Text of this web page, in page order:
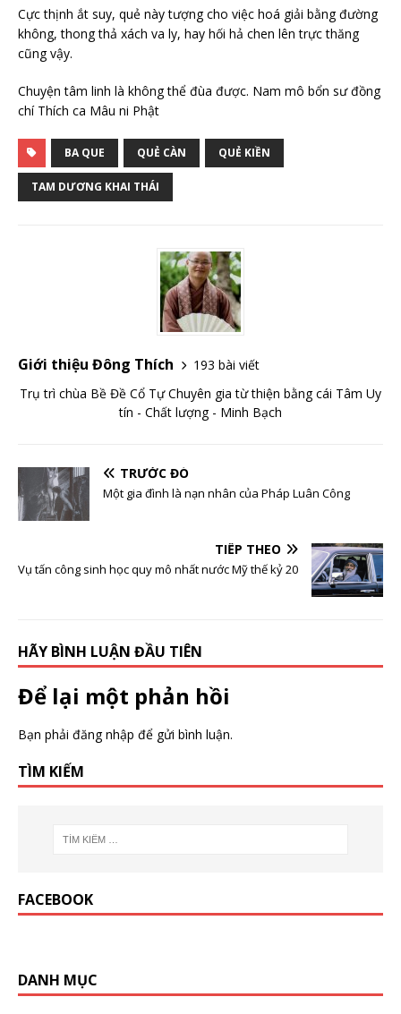
Cực thịnh ắt suy, quẻ này tượng cho việc hoá giải bằng đường
không, thong thả xách va ly, hay hối hả chen lên trực thăng
cũng vậy.
Chuyện tâm linh là không thể đùa được. Nam mô bổn sư đồng
chí Thích ca Mâu ni Phật
BA QUE QUẺ CÀN QUẺ KIỀN
TAM DƯƠNG KHAI THÁI
Giới thiệu Đông Thích
193 bài viết
Trụ trì chùa Bề Đề Cổ Tự Chuyên gia từ thiện bằng cái Tâm Uy
tín - Chất lượng - Minh Bạch
TRƯỚC ĐÓ
Một gia đình là nạn nhân của Pháp Luân Công
TIẾP THEO
Vụ tấn công sinh học quy mô nhất nước Mỹ thế kỷ 20
HÃY BÌNH LUẬN ĐẦU TIÊN
Để lại một phản hồi
Bạn phải đăng nhập để gửi bình luận.
TÌM KIẾM
FACEBOOK
DANH MỤC